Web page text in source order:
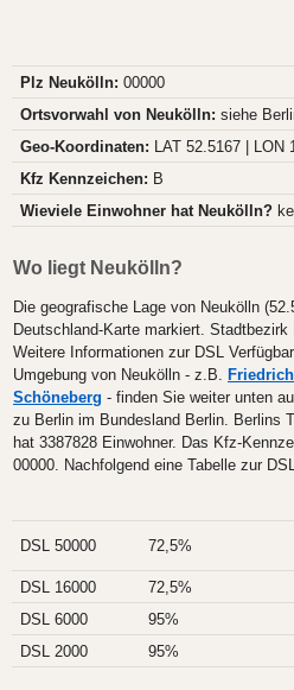
Plz Neukölln: 00000
Ortsvorwahl von Neukölln: siehe
Geo-Koordinaten: LAT 52.5167 | LON
Kfz Kennzeichen: B
Wieviele Einwohner hat Neukölln?
Wo liegt Neukölln?
Die geografische Lage von Neukölln
Deutschland-Karte markiert. Stadtbezirk
Weitere Informationen zur DSL
Umgebung von Neukölln - z.B.
Schöneberg - finden Sie weiter unten
zu Berlin im Bundesland Berlin. Berlins
hat 3387828 Einwohner. Das Kfz-
00000. Nachfolgend eine Tabelle zur
DSL 50000 72,5%
DSL 16000
72,5%
DSL 6000
95%
DSL 2000
95%